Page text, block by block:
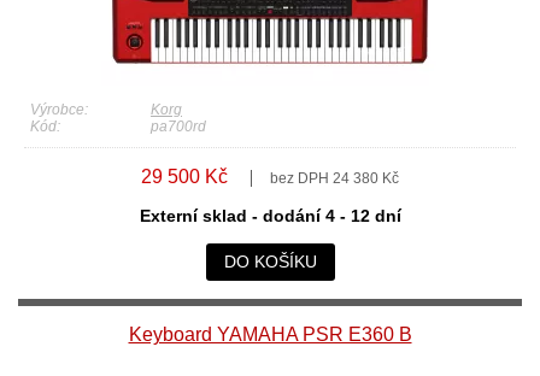
Výrobce:
Korg
Kód:
pa700rd
29 500 Kč bez DPH 24 380 Kč
Externí sklad - dodání 4 - 12 dní
DO KOŠÍKU
Keyboard YAMAHA PSR E360 B